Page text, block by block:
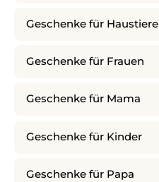
Geschenke für Haustiere
Geschenke für Frauen
Geschenke für Mama
Geschenke für Kinder
Geschenke für Papa